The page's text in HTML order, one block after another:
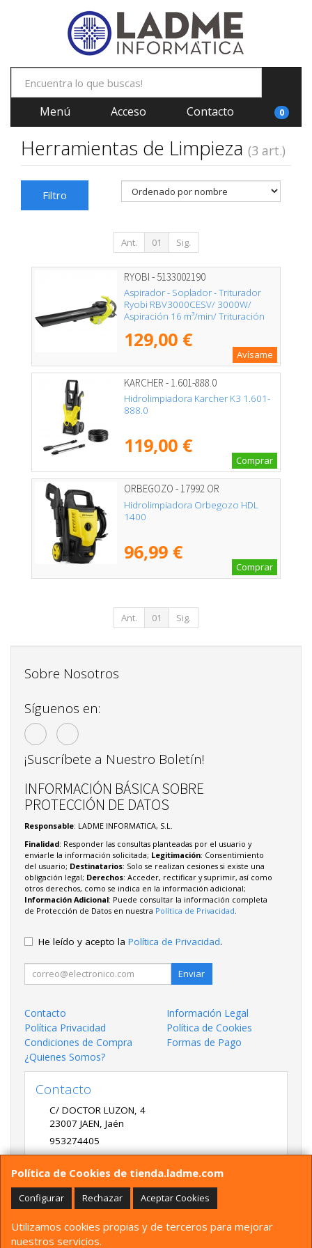
Menú Acceso Contacto 0
Herramientas de Limpieza (3 art.)
Filtro
Ant. 01 Sig.
RYOBI - 5133002190
Aspirador - Soplador - Triturador
Ryobi RBV3000CESV/ 3000W/
Aspiración 16 m³/min/ Trituración
129,00 €
Avísame
KARCHER - 1.601-888.0
Hidrolimpiadora Karcher K3 1.601-
888.0
119,00 €
Comprar
ORBEGOZO - 17992 OR
Hidrolimpiadora Orbegozo HDL
1400
96,99 €
Comprar
Ant. 01 Sig.
Política de Cookies de tienda.ladme.com
Configurar Rechazar Aceptar Cookies
Utilizamos cookies propias y de terceros para mejorar
nuestros servicios.
Sobre Nosotros
Síguenos en:
¡Suscríbete a Nuestro Boletín!
INFORMACIÓN BÁSICA SOBRE
PROTECCIÓN DE DATOS
Responsable: LADME INFORMATICA, S.L.
Finalidad: Responder las consultas planteadas por el usuario y
enviarle la información solicitada; Legitimación: Consentimiento
del usuario; Destinatarios: Solo se realizan cesiones si existe una
obligación legal; Derechos: Acceder, rectificar y suprimir, así como
otros derechos, como se indica en la información adicional;
Información Adicional: Puede consultar la información completa
de Protección de Datos en nuestra Política de Privacidad.
He leído y acepto la Política de Privacidad.
Enviar
Contacto
Información Legal
Política Privacidad
Política de Cookies
Condiciones de Compra
Formas de Pago
¿Quienes Somos?
Contacto
C/ DOCTOR LUZON, 4
23007 JAEN Jaén
953274405
LADME@LADME.COM
Horario
9:30 A 14:00 Y 17:00 A 20:00 DE LUNES A VIERNES